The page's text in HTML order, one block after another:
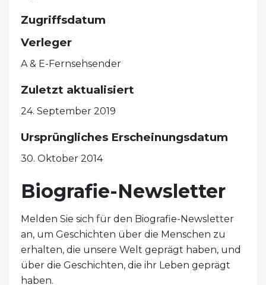
Zugriffsdatum
Verleger
A & E-Fernsehsender
Zuletzt aktualisiert
24. September 2019
Ursprüngliches Erscheinungsdatum
30. Oktober 2014
Biografie-Newsletter
Melden Sie sich für den Biografie-Newsletter
an, um Geschichten über die Menschen zu
erhalten, die unsere Welt geprägt haben, und
über die Geschichten, die ihr Leben geprägt
haben.